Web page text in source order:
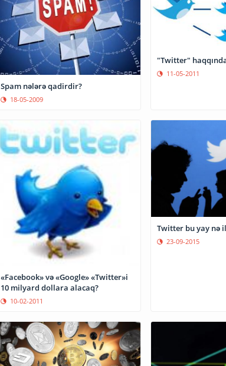
Spam nələrə qadirdir?
18-05-2009
"Twitter"
11-05-2011
«Facebook» və «Google» «Twitter»i
10 milyard dollara alacaq?
10-02-2011
Twitter bu yay nə
23-09-2015